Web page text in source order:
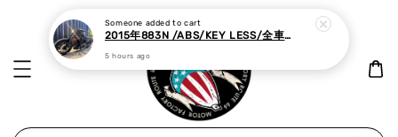
Someone added to cart
2015年883N /ABS/KEY LESS/全車黑化,里程極少
5 hours ago